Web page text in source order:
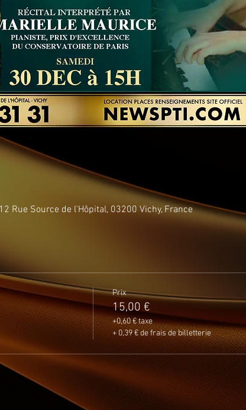
12 Rue Source de l'Hôpital, 03200 Vichy, France
Prix
15,00 €
+0,60 € taxe
+ 0,39 € de frais de billetterie